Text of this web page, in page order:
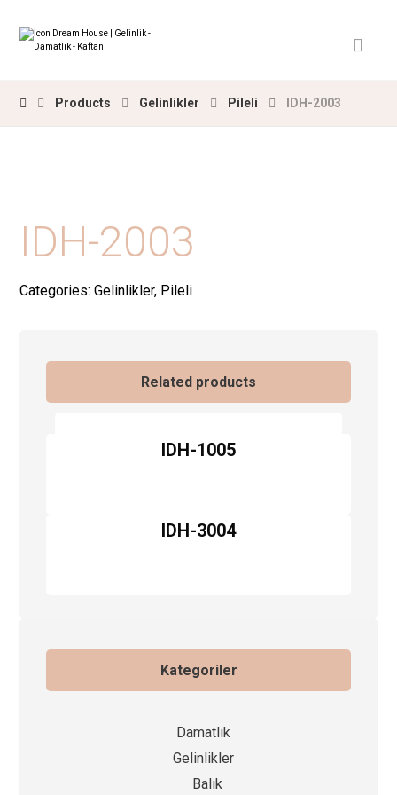
Products Gelinlikler Pileli IDH-2003
IDH-2003
Categories:Gelinlikler, Pileli
Related products
IDH-1005
IDH-3004
Kategoriler
Damatlık
Gelinlikler
Balık